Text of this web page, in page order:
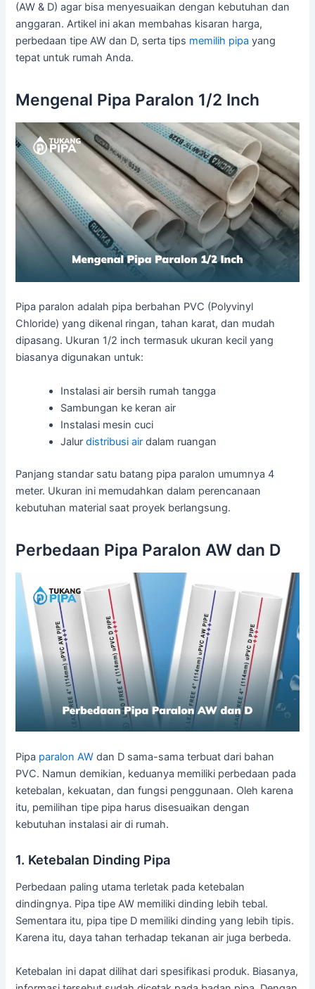
(AW & D) agar bisa menyesuaikan dengan kebutuhan dan
anggaran. Artikel ini akan membahas kisaran harga,
perbedaan tipe AW dan D, serta tips memilih pipa yang
tepat untuk rumah Anda.
Mengenal Pipa Paralon 1/2 Inch
Pipa paralon adalah pipa berbahan PVC (Polyvinyl
Chloride) yang dikenal ringan, tahan karat, dan mudah
dipasang. Ukuran 1/2 inch termasuk ukuran kecil yang
biasanya digunakan untuk:
Instalasi air bersih rumah tangga
Sambungan ke keran air
Instalasi mesin cuci
Jalurdistribusi air dalam ruangan
Panjang standar satu batang pipa paralon umumnya 4
meter. Ukuran ini memudahkan dalam perencanaan
kebutuhan material saat proyek berlangsung.
Perbedaan Pipa Paralon AW dan D
Pipa paralon AW dan D sama-sama terbuat dari bahan
PVC. Namun demikian, keduanya memiliki perbedaan pada
ketebalan, kekuatan, dan fungsi penggunaan. Oleh karena
itu, pemilihan tipe pipa harus disesuaikan dengan
kebutuhan instalasi air di rumah.
1. Ketebalan Dinding Pipa
Perbedaan paling utama terletak pada ketebalan
dindingnya. Pipa tipe AW memiliki dinding lebih tebal.
Sementara itu, pipa tipe D memiliki dinding yang lebih tipis.
Karena itu, daya tahan terhadap tekanan air juga berbeda.
Ketebalan ini dapat dilihat dari spesifikasi produk. Biasanya,